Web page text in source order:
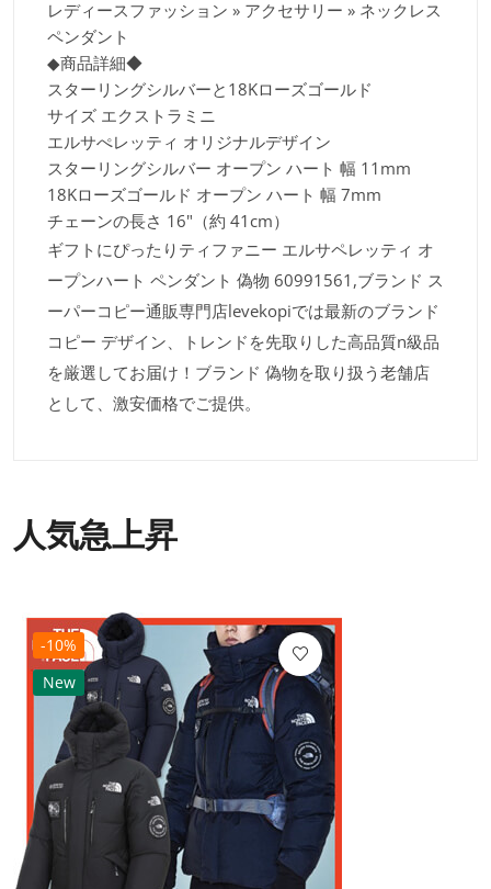
レディースファッション » アクセサリー » ネックレス
ペンダント
◆商品詳細◆
スターリングシルバーと18Kローズゴールド
サイズ エクストラミニ
エルサぺレッティ オリジナルデザイン
スターリングシルバー オープン ハート 幅 11mm
18Kローズゴールド オープン ハート 幅 7mm
チェーンの長さ 16"（約 41cm）
ギフトにぴったりティファニー エルサペレッティ オ
ープンハート ペンダント 偽物 60991561,ブランド ス
ーパーコピー通販専門店levekopiでは最新のブランド
コピー デザイン、トレンドを先取りした高品質n級品
を厳選してお届け！ブランド 偽物を取り扱う老舗店
として、激安価格でご提供。
人気急上昇
-10%
New